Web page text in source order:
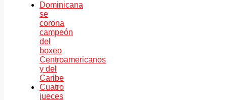
Dominicana
se
corona
campeón
del
boxeo
Centroamericanos
y del
Caribe
Cuatro
jueces